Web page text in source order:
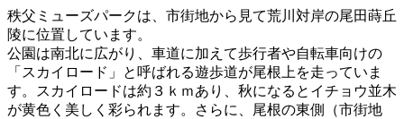
秩父ミューズパークは、市街地から見て荒川対岸の尾田蒔丘
陵に位置しています。
公園は南北に広がり、車道に加えて歩行者や自転車向けの
「スカイロード」と呼ばれる遊歩道が尾根上を走っていま
す。スカイロードは約３ｋｍあり、秋になるとイチョウ並木
が黄色く美しく彩られます。さらに、尾根の東側（市街地